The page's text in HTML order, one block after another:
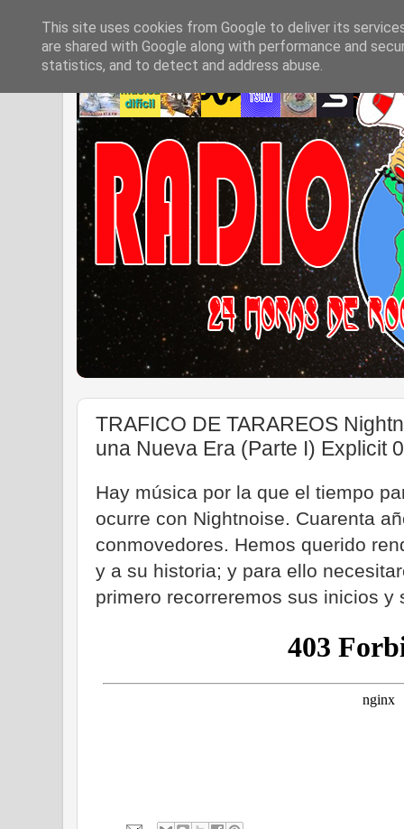
TRAFICO DE TARAREOS
una Nueva Era (Parte I) Explicit
Hay música por la que el tiempo
ocurre con Nightnoise. Cuarenta
conmovedores. Hemos querido
y a su historia; y para ello
primero recorreremos sus inicios
This site uses cookies from Google to deliver its
are shared with Google along with performance and
statistics, and to detect and address abuse.